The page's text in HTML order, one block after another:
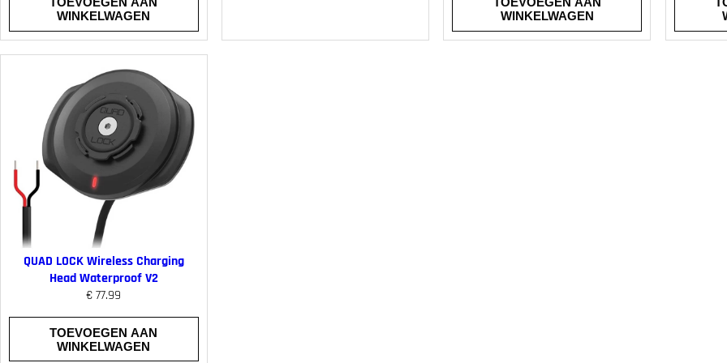
WINKELWAGEN
WINKELWAGEN
QUAD LOCK Wireless Charging
Head Waterproof V2
€77.99
TOEVOEGEN AAN
WINKELWAGEN